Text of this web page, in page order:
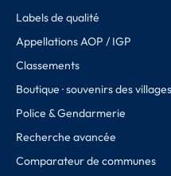
Labels de qualité
Appellations AOP / IGP
Classements
Boutique · souvenirs des villages
Police & Gendarmerie
Recherche avancée
Comparateur de communes